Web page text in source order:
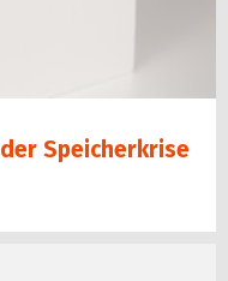
Speicherkrise